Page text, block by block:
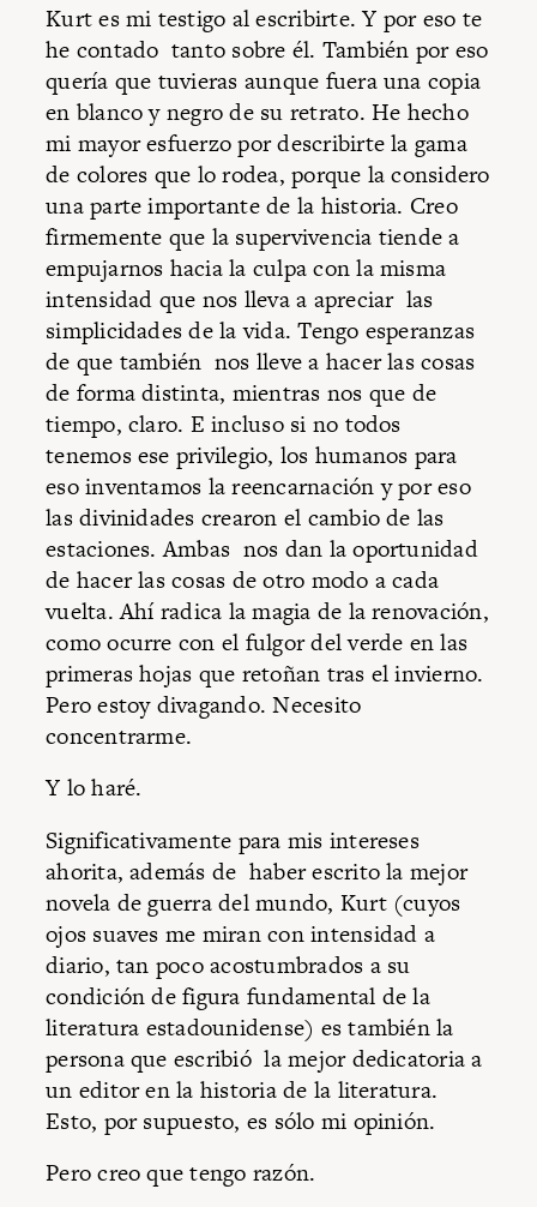
Kurt es mi testigo al escribirte. Y por eso te
he contado tanto sobre él. También por eso
quería que tuvieras aunque fuera una copia
en blanco y negro de su retrato. He hecho
mi mayor esfuerzo por describirte la gama
de colores que lo rodea, porque la considero
una parte importante de la historia. Creo
firmemente que la supervivencia tiende a
empujarnos hacia la culpa con la misma
intensidad que nos lleva a apreciar las
simplicidades de la vida. Tengo esperanzas
de que también nos lleve a hacer las cosas
de forma distinta, mientras nos que de
tiempo, claro. E incluso si no todos
tenemos ese privilegio, los humanos para
eso inventamos la reencarnación y por eso
las divinidades crearon el cambio de las
estaciones. Ambas nos dan la oportunidad
de hacer las cosas de otro modo a cada
vuelta. Ahí radica la magia de la renovación,
como ocurre con el fulgor del verde en las
primeras hojas que retoñan tras el invierno.
Pero estoy divagando. Necesito
concentrarme.
Y lo haré.
Significativamente para mis intereses
ahorita, además de haber escrito la mejor
novela de guerra del mundo, Kurt (cuyos
ojos suaves me miran con intensidad a
diario, tan poco acostumbrados a su
condición de figura fundamental de la
literatura estadounidense) es también la
persona que escribió la mejor dedicatoria a
un editor en la historia de la literatura.
Esto, por supuesto, es sólo mi opinión.
Pero creo que tengo razón.